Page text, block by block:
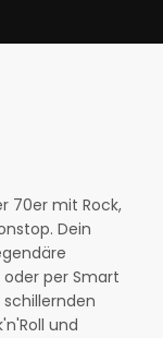
70er mit Rock,
Dein
per Smart
und